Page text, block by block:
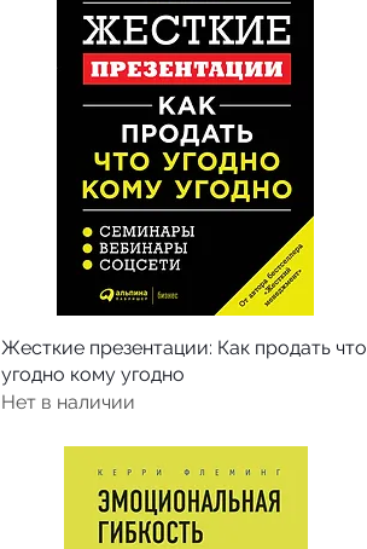
Жесткие презентации: Как продать что
угодно кому угодно
Нет в наличии